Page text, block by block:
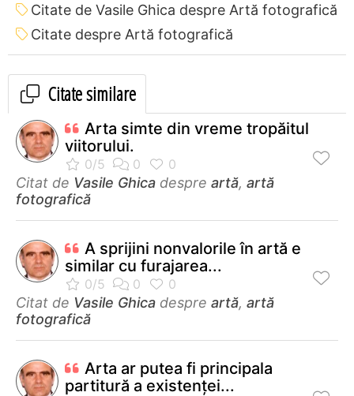
Citate de Vasile Ghica despre Artă fotografică
Citate despre Artă fotografică
Citate similare
Arta simte din vreme tropăitul
viitorului.
Citat de Vasile Ghica despre artă, artă
fotografică
A sprijini nonvalorile în artă e
similar cu furajarea...
Citat de Vasile Ghica despre artă, artă
fotografică
Arta ar putea fi principala
partitură a existenţei...